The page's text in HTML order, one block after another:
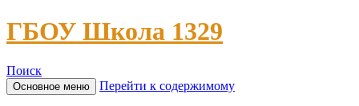
ГБОУ Школа 1329
Поиск
Основное меню Перейти к содержимому